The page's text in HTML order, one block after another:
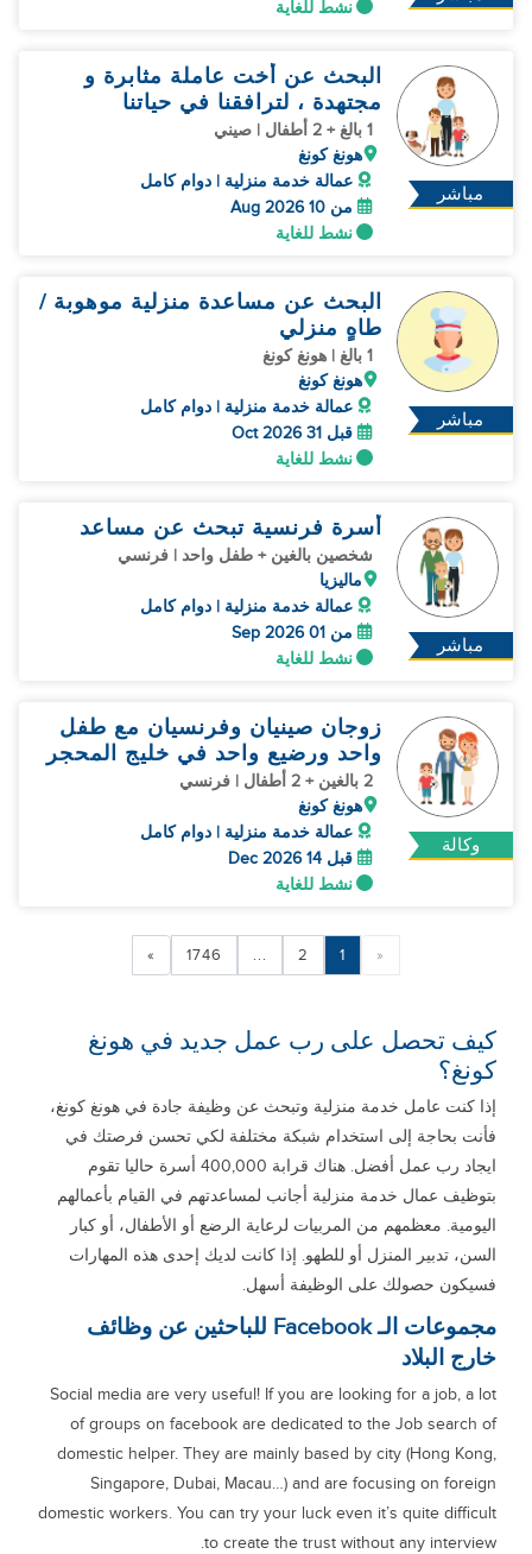
نشط للغاية
مباشر
البحث عن أخت عاملة مثابرة و
مجتهدة ، لترافقنا في حياتنا
1 بالغ + 2 أطفال | صيني
هونغ كونغ
عمالة خدمة منزلية | دوام كامل
من 10 Aug 2026
نشط للغاية
مباشر
البحث عن مساعدة منزلية موهوبة /
طاهٍ منزلي
1 بالغ | هونغ كونغ
هونغ كونغ
عمالة خدمة منزلية | دوام كامل
قبل 31 Oct 2026
نشط للغاية
مباشر
أسرة فرنسية تبحث عن مساعد
شخصين بالغين + طفل واحد | فرنسي
ماليزيا
عمالة خدمة منزلية | دوام كامل
من 01 Sep 2026
نشط للغاية
وكالة
زوجان صينيان وفرنسيان مع طفل
واحد ورضيع واحد في خليج المحجر
2 بالغين + 2 أطفال | فرنسي
هونغ كونغ
عمالة خدمة منزلية | دوام كامل
قبل 14 Dec 2026
نشط للغاية
«
1
2
...
1746
»
كيف تحصل على رب عمل جديد في هونغ
كونغ؟
إذا كنت عامل خدمة منزلية وتبحث عن وظيفة جادة في هونغ كونغ،
فأنت بحاجة إلى استخدام شبكة مختلفة لكي تحسن فرصتك في
ايجاد رب عمل أفضل. هناك قرابة 400,000 أسرة حاليا تقوم
بتوظيف عمال خدمة منزلية أجانب لمساعدتهم في القيام بأعمالهم
اليومية. معظمهم من المربيات لرعاية الرضع أو الأطفال، أو كبار
السن، تدبير المنزل أو للطهو. إذا كانت لديك إحدى هذه المهارات
فسيكون حصولك على الوظيفة أسهل.
مجموعات الـ Facebook للباحثين عن وظائف
خارج البلاد
Social media are very useful! If you are looking for a job, a lot
of groups on facebook are dedicated to the Job search of
domestic helper. They are mainly based by city (Hong Kong,
Singapore, Dubai, Macau…) and are focusing on foreign
domestic workers. You can try your luck even it’s quite difficult
to create the trust without any interview.